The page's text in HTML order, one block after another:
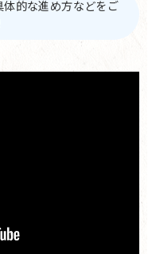
的な進め方などをご